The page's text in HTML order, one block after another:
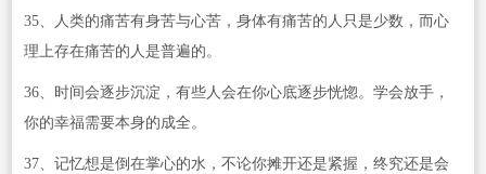
35、人类的痛苦有身苦与心苦，身体有痛苦的人只是少数，而心
理上存在痛苦的人是普遍的。
36、时间会逐步沉淀，有些人会在你心底逐步恍惚。学会放手，
你的幸福需要本身的成全。
37、记忆想是倒在掌心的水，不论你摊开还是紧握，终究还是会